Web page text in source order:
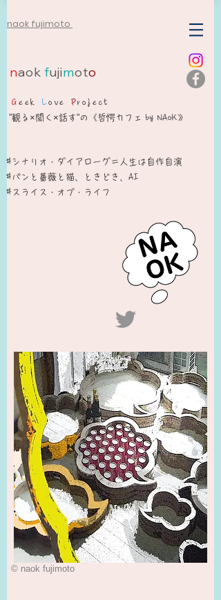
naok fujimoto
naokfujimoto
Geek Love Project
”観る×聞く×話す”の《哲愕カフェ by NAoK》
#シナリオ・ダイアローグ＝人生は自作自演​
​#パンと薔薇と猫、ときどき、AI
#スライス・オブ・ライフ
© naok fujimoto